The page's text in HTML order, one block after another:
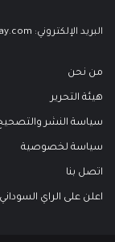
البريد الإلكتروني:
من نحن
هيئة التحرير
سياسة النشر
سياسة لخصوصية
اتصل بنا
اعلن على الراي السوداني